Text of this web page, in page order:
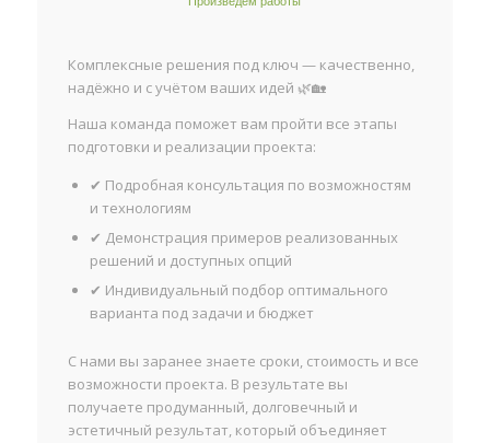
Комплексные решения под ключ — качественно,
надёжно и с учётом ваших идей 🌿🏡
Наша команда поможет вам пройти все этапы
подготовки и реализации проекта:
✔ Подробная консультация по возможностям
и технологиям
✔ Демонстрация примеров реализованных
решений и доступных опций
✔ Индивидуальный подбор оптимального
варианта под задачи и бюджет
С нами вы заранее знаете сроки, стоимость и все
возможности проекта. В результате вы
получаете продуманный, долговечный и
эстетичный результат, который объединяет